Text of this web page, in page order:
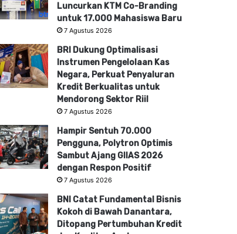
Luncurkan KTM Co-Branding
untuk 17.000 Mahasiswa Baru
7 Agustus 2026
BRI Dukung Optimalisasi
Instrumen Pengelolaan Kas
Negara, Perkuat Penyaluran
Kredit Berkualitas untuk
Mendorong Sektor Riil
7 Agustus 2026
Hampir Sentuh 70.000
Pengguna, Polytron Optimis
Sambut Ajang GIIAS 2026
dengan Respon Positif
7 Agustus 2026
BNI Catat Fundamental Bisnis
Kokoh di Bawah Danantara,
Ditopang Pertumbuhan Kredit